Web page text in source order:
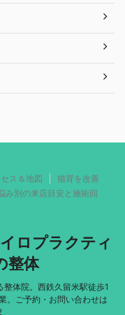
ス＆地図
猫背を改善
み別の来店目安と施術回
ロプラクティ
整体
体院。西鉄久留米駅徒歩1
。ご予約・お問い合わせは